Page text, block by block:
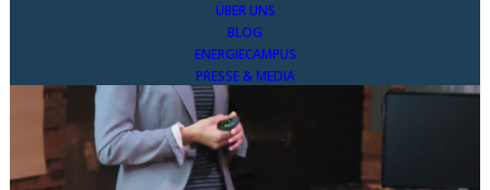
ÜBER UNS
BLOG
ENERGIECAMPUS
PRESSE & MEDIA